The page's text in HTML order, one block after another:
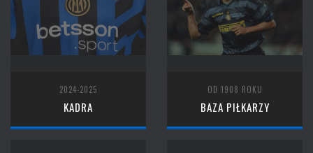
2024-2025
KADRA
OD 1908 ROKU
BAZA PIŁKARZY